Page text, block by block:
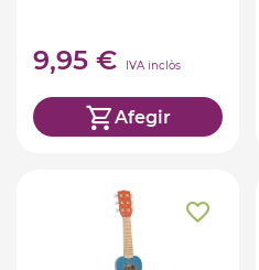
9,95 € IVA inclòs
Afegir